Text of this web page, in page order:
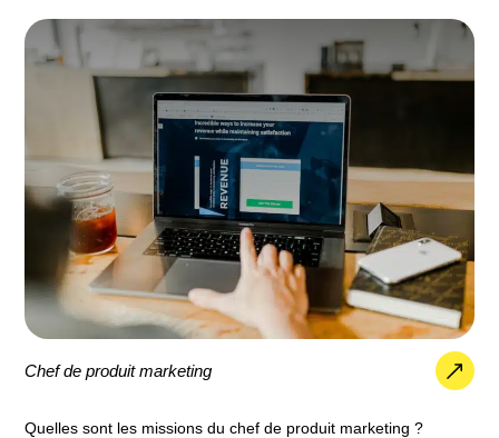
Chef de produit marketing
Quelles sont les missions du chef de produit marketing ?